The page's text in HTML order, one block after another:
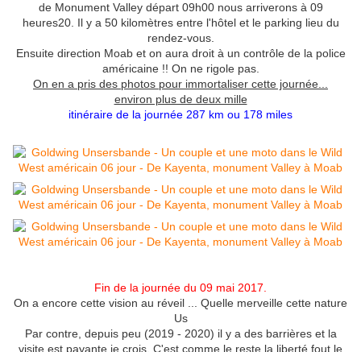
de Monument Valley départ 09h00 nous arriverons à 09
heures20. Il y a 50 kilomètres entre l'hôtel et le parking lieu du
rendez-vous.
Ensuite direction Moab et on aura droit à un contrôle de la police
américaine !! On ne rigole pas.
On en a pris des photos pour immortaliser cette journée...
environ plus de deux mille
itinéraire de la journée 287 km ou 178 miles
Fin de la journée du 09 mai 2017.
On a encore cette vision au réveil ... Quelle merveille cette nature
Us
Par contre, depuis peu (2019 - 2020) il y a des barrières et la
visite est payante je crois. C'est comme le reste la liberté fout le